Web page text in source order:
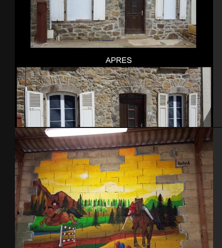
Fenetres en trompe l’oeil – Brix